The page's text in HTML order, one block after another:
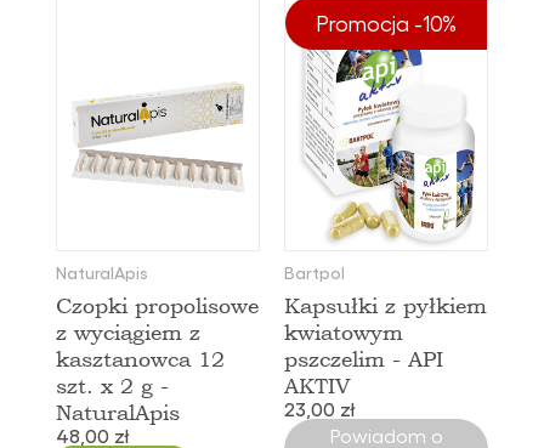
NaturalApis
Czopki propolisowe
z wyciągiem z
kasztanowca 12
szt. x 2 g -
NaturalApis
48,00 zł
Promocja -10%
Bartpol
Kapsułki z pyłkiem
kwiatowym
pszczelim - API
AKTIV
23,00 zł
Powiadom o